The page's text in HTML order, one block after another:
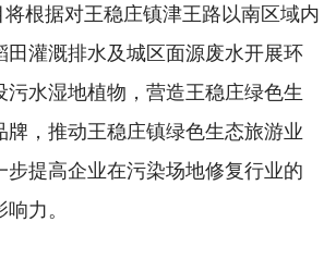
将根据对王稳庄镇津王路以南区域内
田灌溉排水及城区面源废水开展环
污水湿地植物，营造王稳庄绿色生
牌，推动王稳庄镇绿色生态旅游业
步提高企业在污染场地修复行业的
力。